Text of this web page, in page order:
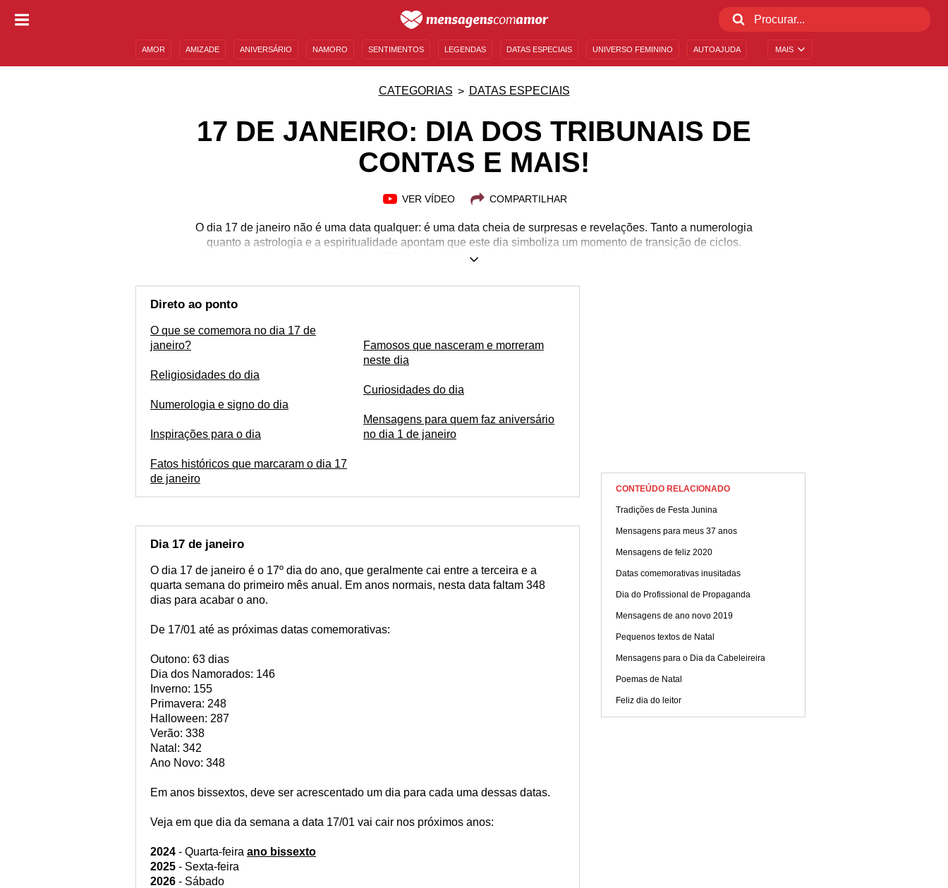
MAIS
AMOR AMIZADE ANIVERSÁRIO NAMORO SENTIMENTOS LEGENDAS DATAS ESPECIAIS UNIVERSO FEMININO AUTOAJUDA
CATEGORIAS DATAS ESPECIAIS
17 DE JANEIRO: DIA DOS TRIBUNAIS DE
CONTAS E MAIS!
VER VÍDEO COMPARTILHAR
O dia 17 de janeiro não é uma data qualquer: é uma data cheia de surpresas e revelações. Tanto a numerologia
quanto a astrologia e a espiritualidade apontam que este dia simboliza um momento de transição de ciclos.
Apesar de não ser nenhum feriado, 17/01 é dia de Santo Antão e guarda a memória de vários fatos históricos
conferir todo o conteúdo que preparamos sobre 17 de janeiro e desperte a sua curiosidade com esse período do
calendário! Aproveite também para enviar mensagens personalizadas para alguém que faz aniversário na data!
Direto ao ponto
O que se comemora no dia 17 de
janeiro?
Religiosidades do dia
Numerologia e signo do dia
Inspirações para o dia
Fatos históricos que marcaram o dia 17
de janeiro
Famosos que nasceram e morreram
neste dia
Curiosidades do dia
Mensagens para quem faz aniversário
no dia 1 de janeiro
Dia 17 de janeiro
O dia 17 de janeiro é o 17º dia do ano, que geralmente cai entre a terceira e a
quarta semana do primeiro mês anual. Em anos normais, nesta data faltam 348
dias para acabar o ano.
De 17/01 até as próximas datas comemorativas:
Outono: 63 dias
Dia dos Namorados: 146
Inverno: 155
Primavera: 248
Halloween: 287
Verão: 338
Natal: 342
Ano Novo: 348
Em anos bissextos, deve ser acrescentado um dia para cada uma dessas datas.
Veja em que dia da semana a data 17/01 vai cair nos próximos anos:
2024 - Quarta-feira ano bissexto
2025 - Sexta-feira
2026 - Sábado
CONTEÚDO RELACIONADO
Tradições de Festa Junina
Mensagens para meus 37 anos
Mensagens de feliz 2020
Datas comemorativas inusitadas
Dia do Profissional de Propaganda
Mensagens de ano novo 2019
Pequenos textos de Natal
Mensagens para o Dia da Cabeleireira
Poemas de Natal
Feliz dia do leitor